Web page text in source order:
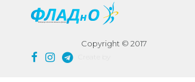
Copyright © 2017